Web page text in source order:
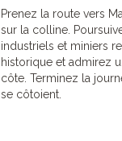
Prenez la route vers
sur la colline.
industriels et miniers
historique et admirez
côte. Terminez la
se côtoient.